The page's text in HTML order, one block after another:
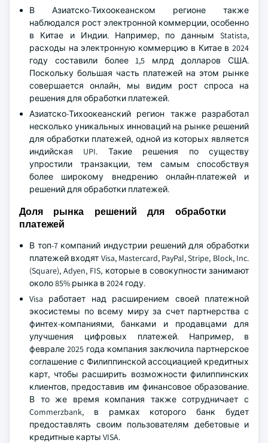
В Азиатско-Тихоокеанском регионе также
наблюдался рост электронной коммерции, особенно
в Китае и Индии. Например, по данным Statista,
расходы на электронную коммерцию в Китае в 2024
году составили более 1,5 млрд долларов США.
Поскольку большая часть платежей на этом рынке
совершается онлайн, мы видим рост спроса на
решения для обработки платежей.
Азиатско-Тихоокеанский регион также разработал
несколько уникальных инноваций на рынке решений
для обработки платежей, одной из которых является
индийская UPI. Такие решения по существу
упростили транзакции, тем самым способствуя
более широкому внедрению онлайн-платежей и
решений для обработки платежей.
Доля рынка решений для обработки
платежей
В топ-7 компаний индустрии решений для обработки
платежей входят Visa, Mastercard, PayPal, Stripe, Block, Inc.
(Square), Adyen, FIS, которые в совокупности занимают
около 85% рынка в 2024 году.
Visa работает над расширением своей платежной
экосистемы по всему миру за счет партнерства с
финтех-компаниями, банками и продавцами для
улучшения цифровых платежей. Например, в
феврале 2025 года компания заключила партнерское
соглашение с Филиппинской ассоциацией кредитных
карт, чтобы расширить возможности филиппинских
клиентов, предоставив им финансовое образование.
В то же время компания также сотрудничает с
Commerzbank, в рамках которого банк будет
предоставлять своим пользователям дебетовые и
кредитные карты VISA.